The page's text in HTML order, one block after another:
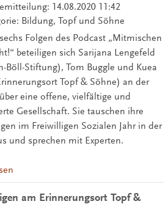
14.08.2020 11:42
Bildung, Topf und Söhne
Folgen des Podcast „Mitmischen
beteiligen sich Sarijana Lengefeld
Böll-Stiftung), Tom Buggle und Kuea
Topf & Söhne) an der
eine offene, vielfältige und
Gesellschaft. Sie tauschen ihre
im Freiwilligen Sozialen Jahr in der
und sprechen mit Experten.
am Erinnerungsort Topf &